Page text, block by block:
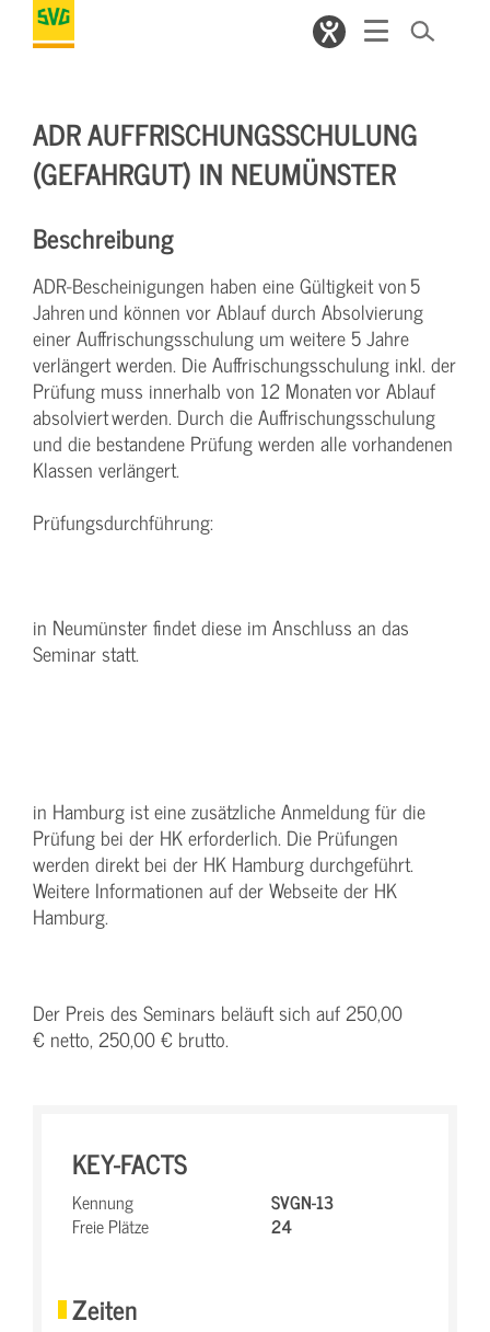
ADR AUFFRISCHUNGSSCHULUNG
(GEFAHRGUT) IN NEUMÜNSTER
Beschreibung
ADR-Bescheinigungen haben eine Gültigkeit von 5
Jahren und können vor Ablauf durch Absolvierung
einer Auffrischungsschulung um weitere 5 Jahre
verlängert werden. Die Auffrischungsschulung inkl. der
Prüfung muss innerhalb von 12 Monaten vor Ablauf
absolviert werden. Durch die Auffrischungsschulung
und die bestandene Prüfung werden alle vorhandenen
Klassen verlängert.
Prüfungsdurchführung:
in Neumünster findet diese im Anschluss an das
Seminar statt.
in Hamburg ist eine zusätzliche Anmeldung für die
Prüfung bei der HK erforderlich. Die Prüfungen
werden direkt bei der HK Hamburg durchgeführt.
Weitere Informationen auf der Webseite der HK
Hamburg.
Der Preis des Seminars beläuft sich auf 250,00
€ netto, 250,00 € brutto.
KEY-FACTS
Kennung
SVGN-13
Freie Plätze
24
Zeiten